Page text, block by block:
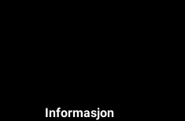
Informasjon